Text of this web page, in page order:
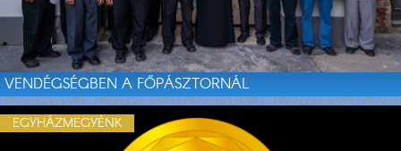
VENDÉGSÉGBEN A FŐPÁSZTORNÁL
EGYHÁZMEGYÉNK